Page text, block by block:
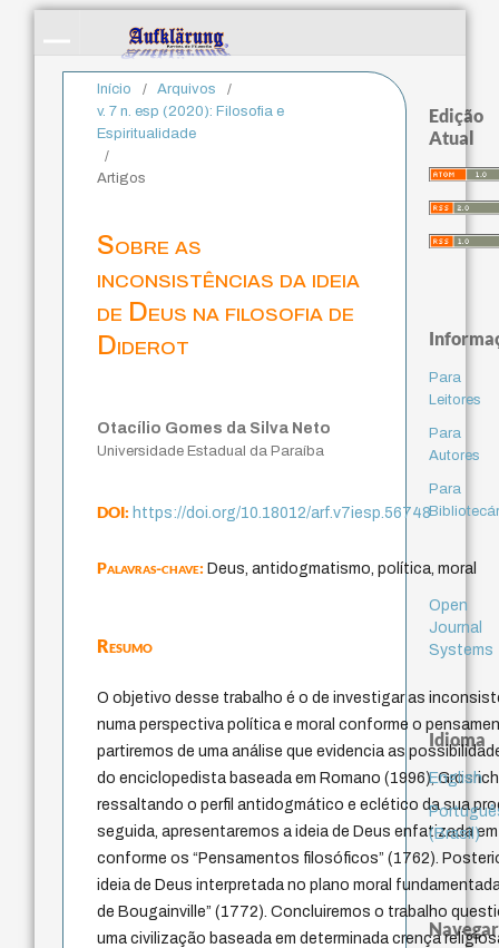
Início / Arquivos
/
v. 7 n. esp (2020): Filosofia e
Espiritualidade
/
Artigos
Sobre as
inconsistências da ideia
de Deus na filosofia de
Diderot
Otacílio Gomes da Silva Neto
Universidade Estadual da Paraíba
DOI:https://doi.org/10.18012/arf.v7iesp.56748
Palavras-chave:Deus, antidogmatismo, política, moral
Resumo
O objetivo desse trabalho é o de investigar as
numa perspectiva política e moral conforme o
partiremos de uma análise que evidencia as
do enciclopedista baseada em Romano (1996),
ressaltando o perfil antidogmático e eclético da sua
seguida, apresentaremos a ideia de Deus enfatizada
conforme os “Pensamentos filosóficos” (1762).
ideia de Deus interpretada no plano moral
de Bougainville” (1772). Concluiremos o trabalho
uma civilização baseada em determinada crença
Edição
Atual
Para
Leitores
Para
Autores
Para
Open
Journal
Systems
Idioma
English
(Brasil)
Navegar